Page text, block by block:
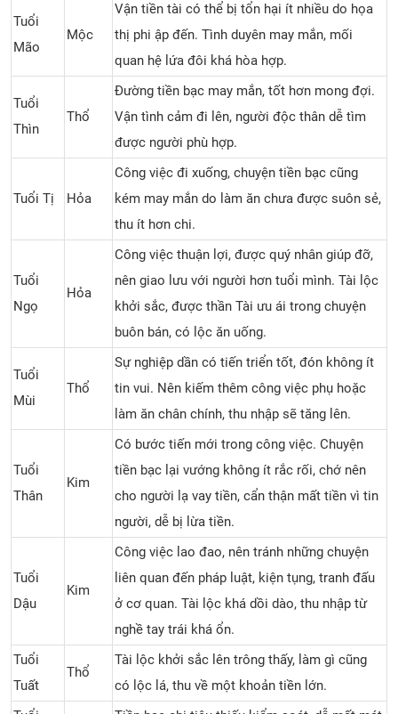
Tuổi
Mão
Mộc
Vận tiền tài có thể bị tổn hại ít nhiều do họa
thị phi ập đến. Tình duyên may mắn, mối
quan hệ lứa đôi khá hòa hợp.
Tuổi
Thìn
Thổ
Đường tiền bạc may mắn, tốt hơn mong đợi.
Vận tình cảm đi lên, người độc thân dễ tìm
được người phù hợp.
Tuổi Tị Hỏa
Công việc đi xuống, chuyện tiền bạc cũng
kém may mắn do làm ăn chưa được suôn sẻ,
thu ít hơn chi.
Tuổi
Ngọ
Hỏa
Công việc thuận lợi, được quý nhân giúp đỡ,
nên giao lưu với người hơn tuổi mình. Tài lộc
khởi sắc, được thần Tài ưu ái trong chuyện
buôn bán, có lộc ăn uống.
Tuổi
Mùi
Thổ
Sự nghiệp dần có tiến triển tốt, đón không ít
tin vui. Nên kiếm thêm công việc phụ hoặc
làm ăn chân chính, thu nhập sẽ tăng lên.
Tuổi
Thân
Kim
Có bước tiến mới trong công việc. Chuyện
tiền bạc lại vướng không ít rắc rối, chớ nên
cho người lạ vay tiền, cẩn thận mất tiền vì tin
người, dễ bị lừa tiền.
Tuổi
Dậu
Kim
Công việc lao đao, nên tránh những chuyện
liên quan đến pháp luật, kiện tụng, tranh đấu
ở cơ quan. Tài lộc khá dồi dào, thu nhập từ
nghề tay trái khá ổn.
Tuổi
Tuất
Thổ
Tài lộc khởi sắc lên trông thấy, làm gì cũng
có lộc lá, thu về một khoản tiền lớn.